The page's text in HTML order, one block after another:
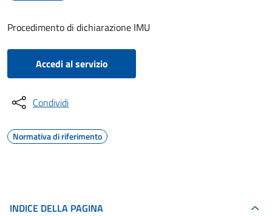
Procedimento di dichiarazione IMU
Accedi al servizio
Condividi
Normativa di riferimento
INDICE DELLA PAGINA